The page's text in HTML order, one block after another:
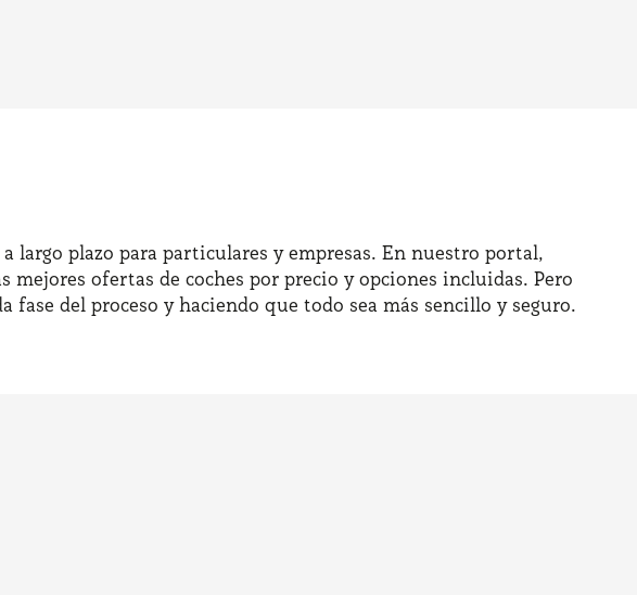
largo plazo para particulares y empresas. En nuestro portal,
ofertas de coches por precio y opciones incluidas. Pero
del proceso y haciendo que todo sea más sencillo y seguro.